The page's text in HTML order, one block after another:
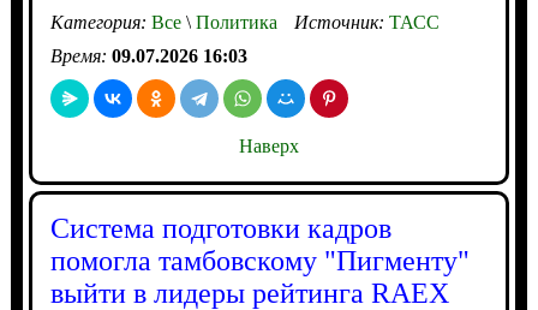
Категория: Все\Политика Источник: ТАСС
Время: 09.07.2026 16:03
Наверх
Система подготовки кадров
помогла тамбовскому "Пигменту"
выйти в лидеры рейтинга RAEX